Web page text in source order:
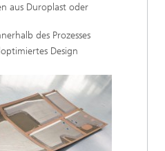
aus Duroplast oder
des Prozesses
Design